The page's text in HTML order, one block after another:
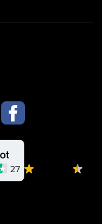
27